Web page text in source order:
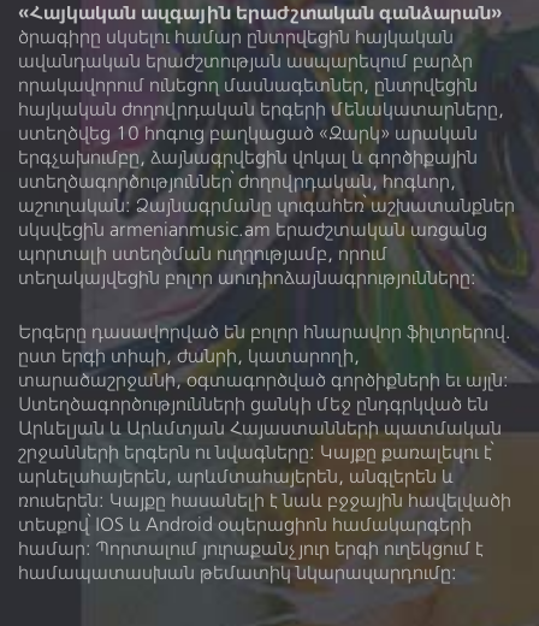
Վիճակի երգ
Տարածաշրջան
Հեղինակ
Կատարող
Գործիք
Ձայնադարան Տեսադարան
Մեր մասին Գրադարան
Լիցենզիա
«Հայկական ազգային երաժշտական գանձարան»
ծրագիրը սկսելու համար ընտրվեցին հայկական
ավանդական երաժշտության ասպարեզում բարձր
որակավորում ունեցող մասնագետներ, ընտրվեցին
հայկական ժողովրդական երգերի մենակատարները,
ստեղծվեց 10 հոգուց բաղկացած «Զարկ» արական
երգչախումբը, ձայնագրվեցին վոկալ և գործիքային
ստեղծագործություններ՝ ժողովրդական, հոգևոր,
աշուղական: Ձայնագրմանը զուգահեռ՝ աշխատանքներ
սկսվեցին armenianmusic.am երաժշտական առցանց
պորտալի ստեղծման ուղղությամբ, որում
տեղակայվեցին բոլոր աուդիոձայնագրությունները:
Երգերը դասավորված են բոլոր հնարավոր ֆիլտրերով.
ըստ երգի տիպի, ժանրի, կատարողի,
տարածաշրջանի, օգտագործված գործիքների եւ այլն:
Ստեղծագործությունների ցանկի մեջ ընդգրկված են
Արևելյան և Արևմտյան Հայաստանների պատմական
շրջանների երգերն ու նվագները: Կայքը քառալեզու է՝
արևելահայերեն, արևմտահայերեն, անգլերեն և
ռուսերեն։ Կայքը հասանելի է նաև բջջային հավելվածի
տեսքով՝ IOS և Android օպերացիոն համակարգերի
համար: Պորտալում յուրաքանչյուր երգի ուղեկցում է
համապատասխան թեմատիկ նկարազարդումը: